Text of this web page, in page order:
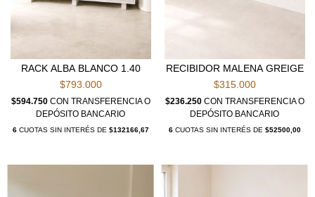
RACK ALBA BLANCO 1.40
$793.000
$594.750 CON TRANSFERENCIA O
DEPÓSITO BANCARIO
6CUOTAS SIN INTERÉS DE $132166,67
RECIBIDOR MALENA GREIGE
$315.000
$236.250 CON TRANSFERENCIA O
DEPÓSITO BANCARIO
6CUOTAS SIN INTERÉS DE $52500,00